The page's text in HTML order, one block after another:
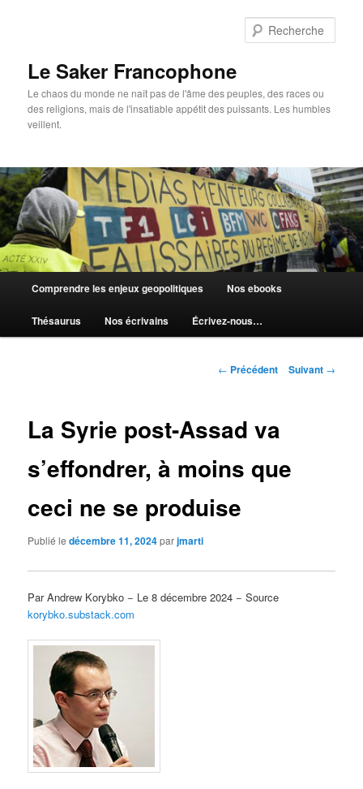
Le Saker Francophone
Le chaos du monde ne naît pas de l'âme des peuples, des races ou
des religions, mais de l'insatiable appétit des puissants. Les humbles
veillent.
Comprendre les enjeux geopolitiques Nos ebooks
Thésaurus Nos écrivains Écrivez-nous…
Navigation
← Précédent Suivant →
La Syrie post-Assad va
s’effondrer, à moins que
ceci ne se produise
Publié ledécembre 11, 2024parjmarti
Par Andrew Korybko − Le 8 décembre 2024 − Source
korybko.substack.com